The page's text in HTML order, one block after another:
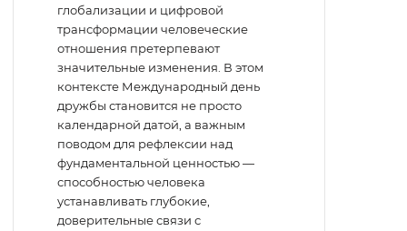
глобализации и цифровой
трансформации человеческие
отношения претерпевают
значительные изменения. В этом
контексте Международный день
дружбы становится не просто
календарной датой, а важным
поводом для рефлексии над
фундаментальной ценностью —
способностью человека
устанавливать глубокие,
доверительные связи с